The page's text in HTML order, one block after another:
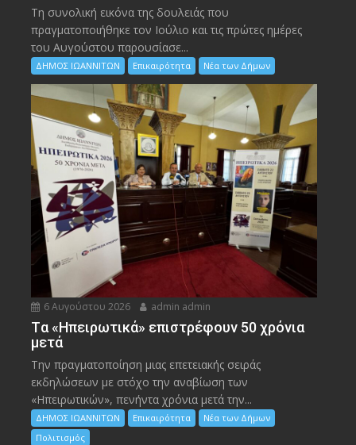
Τη συνολική εικόνα της δουλειάς που
πραγματοποιήθηκε τον Ιούλιο και τις πρώτες ημέρες
του Αυγούστου παρουσίασε...
ΔΗΜΟΣ ΙΩΑΝΝΙΤΩΝ Επικαιρότητα Νέα των Δήμων
6 Αυγούστου 2026 admin admin
Tα «Ηπειρωτικά» επιστρέφουν 50 χρόνια
μετά
Την πραγματοποίηση μιας επετειακής σειράς
εκδηλώσεων με στόχο την αναβίωση των
«Ηπειρωτικών», πενήντα χρόνια μετά την...
ΔΗΜΟΣ ΙΩΑΝΝΙΤΩΝ Επικαιρότητα
Νέα των Δήμων
Πολιτισμός